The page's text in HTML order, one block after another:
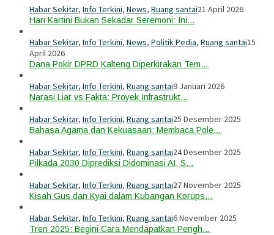
Habar Sekitar, Info Terkini, News, Ruang santai21 April 2026
Hari Kartini Bukan Sekadar Seremoni: Ini…
Habar Sekitar, Info Terkini, News, Politik Pedia, Ruang santai15
April 2026
Dana Pokir DPRD Kalteng Diperkirakan Tem…
Habar Sekitar, Info Terkini, Ruang santai9 Januari 2026
Narasi Liar vs Fakta: Proyek Infrastrukt…
Habar Sekitar, Info Terkini, Ruang santai25 Desember 2025
Bahasa Agama dan Kekuasaan: Membaca Pole…
Habar Sekitar, Info Terkini, Ruang santai24 Desember 2025
Pilkada 2030 Diprediksi Didominasi AI, S…
Habar Sekitar, Info Terkini, Ruang santai27 November 2025
Kisah Gus dan Kyai dalam Kubangan Korups…
Habar Sekitar, Info Terkini, Ruang santai6 November 2025
Tren 2025: Begini Cara Mendapatkan Pengh…